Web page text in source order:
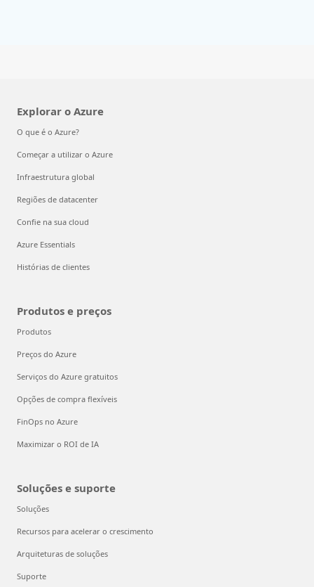
Explorar o Azure
O que é o Azure?
Começar a utilizar o Azure
Infraestrutura global
Regiões de datacenter
Confie na sua cloud
Azure Essentials
Histórias de clientes
Produtos e preços
Produtos
Preços do Azure
Serviços do Azure gratuitos
Opções de compra flexíveis
FinOps no Azure
Maximizar o ROI de IA
Soluções e suporte
Soluções
Recursos para acelerar o crescimento
Arquiteturas de soluções
Suporte